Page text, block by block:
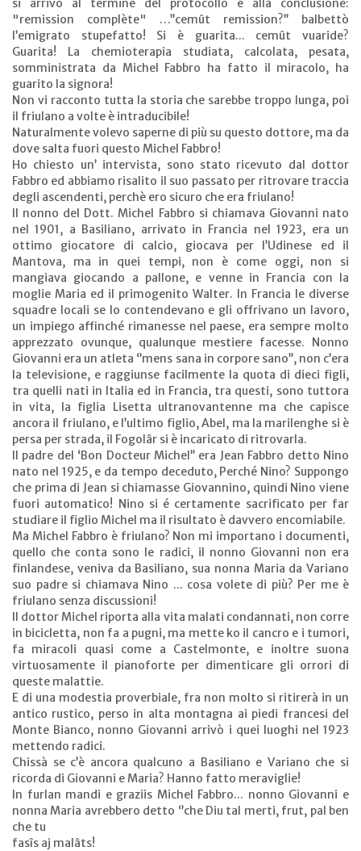
si arrivò al termine del protocollo e alla conclusione:
"remission complète" …’’cemût remission?’’ balbettò
l’emigrato stupefatto! Si è guarita... cemût vuaride?
Guarita! La chemioterapia studiata, calcolata, pesata,
somministrata da Michel Fabbro ha fatto il miracolo, ha
guarito la signora!
Non vi racconto tutta la storia che sarebbe troppo lunga, poi
il friulano a volte è intraducibile!
Naturalmente volevo saperne di più su questo dottore, ma da
dove salta fuori questo Michel Fabbro!
Ho chiesto un’ intervista, sono stato ricevuto dal dottor
Fabbro ed abbiamo risalito il suo passato per ritrovare traccia
degli ascendenti, perchè ero sicuro che era friulano!
Il nonno del Dott. Michel Fabbro si chiamava Giovanni nato
nel 1901, a Basiliano, arrivato in Francia nel 1923, era un
ottimo giocatore di calcio, giocava per l’Udinese ed il
Mantova, ma in quei tempi, non è come oggi, non si
mangiava giocando a pallone, e venne in Francia con la
moglie Maria ed il primogenito Walter. In Francia le diverse
squadre locali se lo contendevano e gli offrivano un lavoro,
un impiego affinché rimanesse nel paese, era sempre molto
apprezzato ovunque, qualunque mestiere facesse. Nonno
Giovanni era un atleta ‘’mens sana in corpore sano’’, non c’era
la televisione, e raggiunse facilmente la quota di dieci figli,
tra quelli nati in Italia ed in Francia, tra questi, sono tuttora
in vita, la figlia Lisetta ultranovantenne ma che capisce
ancora il friulano, e l’ultimo figlio, Abel, ma la marilenghe si è
persa per strada, il Fogolâr si è incaricato di ritrovarla.
Il padre del ‘Bon Docteur Michel’’ era Jean Fabbro detto Nino
nato nel 1925, e da tempo deceduto, Perché Nino? Suppongo
che prima di Jean si chiamasse Giovannino, quindi Nino viene
fuori automatico! Nino si é certamente sacrificato per far
studiare il figlio Michel ma il risultato è davvero encomiabile.
Ma Michel Fabbro è friulano? Non mi importano i documenti,
quello che conta sono le radici, il nonno Giovanni non era
finlandese, veniva da Basiliano, sua nonna Maria da Variano
suo padre si chiamava Nino ... cosa volete di più? Per me è
friulano senza discussioni!
Il dottor Michel riporta alla vita malati condannati, non corre
in bicicletta, non fa a pugni, ma mette ko il cancro e i tumori,
fa miracoli quasi come a Castelmonte, e inoltre suona
virtuosamente il pianoforte per dimenticare gli orrori di
queste malattie.
E di una modestia proverbiale, fra non molto si ritirerà in un
antico rustico, perso in alta montagna ai piedi francesi del
Monte Bianco, nonno Giovanni arrivò i quei luoghi nel 1923
mettendo radici.
Chissà se c’è ancora qualcuno a Basiliano e Variano che si
ricorda di Giovanni e Maria? Hanno fatto meraviglie!
In furlan mandi e graziis Michel Fabbro... nonno Giovanni e
nonna Maria avrebbero detto ‘’che Diu tal merti, frut, pal ben
che tu
fasîs aj malâts!